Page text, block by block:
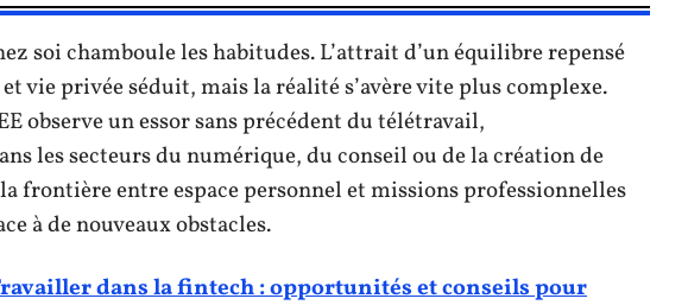
soi chamboule les habitudes. L’attrait d’un équilibre repensé
vie privée séduit, mais la réalité s’avère vite plus complexe.
observe un essor sans précédent du télétravail,
les secteurs du numérique, du conseil ou de la création de
frontière entre espace personnel et missions professionnelles
à de nouveaux obstacles.
dans la fintech : opportunités et conseils pour